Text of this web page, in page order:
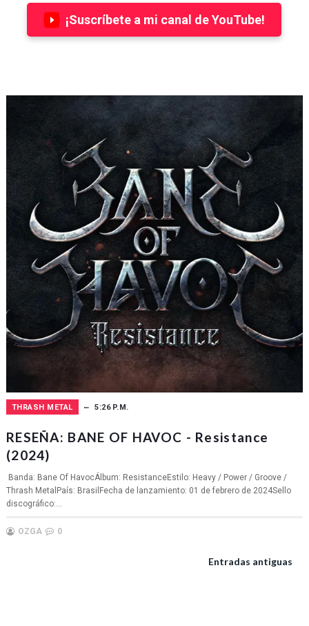
¡Suscríbete a mi canal de YouTube!
THRASH METAL 5:26 P.M.
RESEÑA: BANE OF HAVOC - Resistance
(2024)
Banda: Bane Of HavocÁlbum: ResistanceEstilo: Heavy / Power / Groove /
Thrash MetalPaís: BrasilFecha de lanzamiento: 01 de febrero de 2024Sello
discográfico:...
OZGA 0
Entradas antiguas